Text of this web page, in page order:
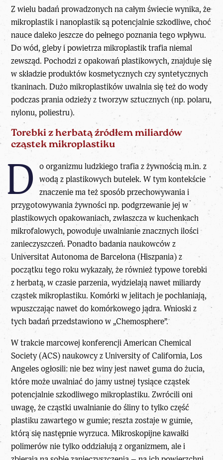
Z wielu badań prowadzonych na całym świecie wynika, że
mikroplastik i nanoplastik są potencjalnie szkodliwe, choć
nauce daleko jeszcze do pełnego poznania tego wpływu.
Do wód, gleby i powietrza mikroplastik trafia niemal
zewsząd. Pochodzi z opakowań plastikowych, znajduje się
w składzie produktów kosmetycznych czy syntetycznych
tkaninach. Dużo mikroplastików uwalnia się też do wody
podczas prania odzieży z tworzyw sztucznych (np. polaru,
nylonu, poliestru).
Torebki z herbatą źródłem miliardów
cząstek mikroplastiku
D
o organizmu ludzkiego trafia z żywnością m.in. z
wodą z plastikowych butelek. W tym kontekście
znaczenie ma też sposób przechowywania i
przygotowywania żywności np. podgrzewanie jej w
plastikowych opakowaniach, zwłaszcza w kuchenkach
mikrofalowych, powoduje uwalnianie znacznych ilości
zanieczyszczeń. Ponadto badania naukowców z
Universitat Autonoma de Barcelona (Hiszpania) z
początku tego roku wykazały, że również typowe torebki
z herbatą, w czasie parzenia, wydzielają nawet miliardy
cząstek mikroplastiku. Komórki w jelitach je pochłaniają,
wpuszczając nawet do komórkowego jądra. Wnioski z
tych badań przedstawiono w „Chemosphere”.
W trakcie marcowej konferencji American Chemical
Society (ACS) naukowcy z University of California, Los
Angeles ogłosili: nie bez winy jest nawet guma do żucia,
które może uwalniać do jamy ustnej tysiące cząstek
potencjalnie szkodliwego mikroplastiku. Zwrócili oni
uwagę, że cząstki uwalnianie do śliny to tylko część
plastiku zawartego w gumie; reszta zostaje w gumie,
którą się następnie wyrzuca. Mikroskopijne kawałki
polimerów nie tylko oddziałują z organizmem, ale i